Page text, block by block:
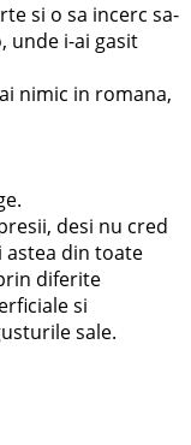
si o sa incerc sa-
unde i-ai gasit
nimic in romana,
desi nu cred
astea din toate
diferite
si
sale.